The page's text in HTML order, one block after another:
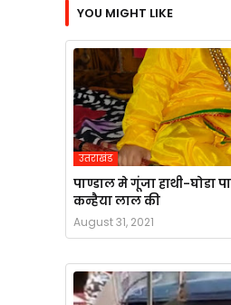
YOU MIGHT LIKE
उतराखंड
पाण्डाल मे गूंजा हाथी-घोडा
कन्हैया लाल की
August 31, 2021